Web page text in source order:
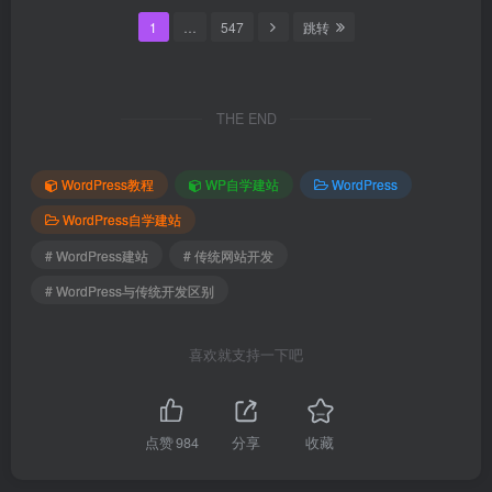
1 547 跳转
THE END
WordPress教程 WP自学建站
WordPress
WordPress自学建站
# WordPress建站
# 传统网站开发
# WordPress与传统开发区别
喜欢就支持一下吧
点赞984 分享 收藏